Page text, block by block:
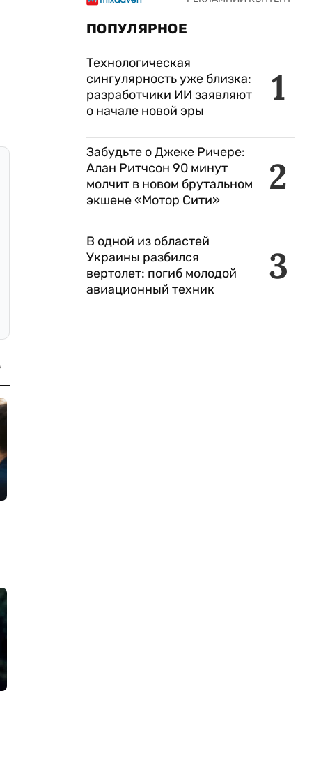
ПОПУЛЯРНОЕ
1
Технологическая
сингулярность уже близка:
разработчики ИИ заявляют
о начале новой эры
2
Забудьте о Джеке Ричере:
Алан Ритчсон 90 минут
молчит в новом брутальном
экшене «Мотор Сити»
3
В одной из областей
Украины разбился
вертолет: погиб молодой
авиационный техник